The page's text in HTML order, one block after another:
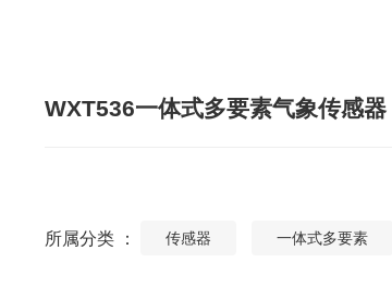
WXT536一体式多要素气象传感器
所属分类 ： 传感器 一体式多要素